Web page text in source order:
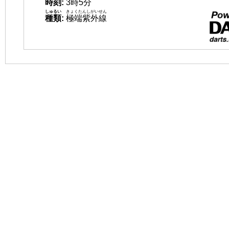
時刻 : 3時5分
種類
しゅるい
: 極端紫外線
きょくたんしがいせん